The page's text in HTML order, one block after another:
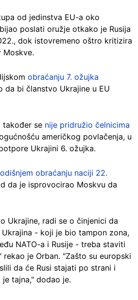
od jedinstva EU-a oko
poslati oružje otkako je Rusija
dok istovremeno oštro kritizira
Moskve.
obraćanju 7. ožujka
da bi članstvo Ukrajine u EU
također se nije pridružio čelnicima
američkog povlačenja, u
Ukrajini 6. ožujka.
obraćanju naciji 22.
da je isprovocirao Moskvu da
Ukrajine, radi se o činjenici da
- koji je bio tampon zona,
NATO-a i Rusije - treba staviti
rekao je Orban. "Zašto su europski
da će Rusi stajati po strani i
tajna," dodao je.